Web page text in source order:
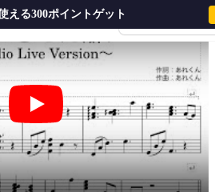
会員登録・ログイ
える300ポイントゲット
好きにさせたくせに - あれくん